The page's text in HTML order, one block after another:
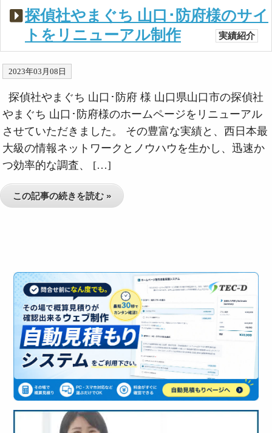
探偵社やまぐち 山口･防府様のサイ
トをリニューアル制作
実績紹介
2023年03月08日
探偵社やまぐち 山口･防府 様 山口県山口市の探偵社
やまぐち 山口･防府様のホームページをリニューアル
させていただきました。 その豊富な実績と、西日本最
大級の情報ネットワークとノウハウを生かし、迅速か
つ効率的な調査、 […]
この記事の続きを読む »